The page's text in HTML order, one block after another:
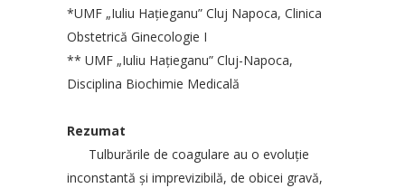
*UMF „Iuliu Haţieganu” Cluj Napoca, Clinica
Obstetrică Ginecologie I
** UMF „Iuliu Haţieganu” Cluj-Napoca,
Disciplina Biochimie Medicală
Rezumat
Tulburările de coagulare au o evoluţie
inconstantă şi imprevizibilă, de obicei gravă,